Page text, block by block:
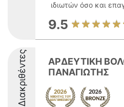
ιδιωτών όσο και
9.5
Διακριθέντες
ΑΡΔΕΥΤΙΚΗ
ΠΑΝΑΓΙΩΤΗΣ